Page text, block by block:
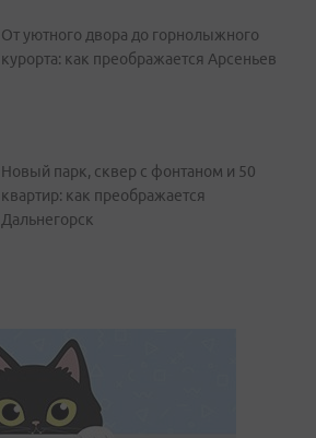
От уютного двора до горнолыжного
курорта: как преображается Арсеньев
Новый парк, сквер с фонтаном и 50
квартир: как преображается
Дальнегорск